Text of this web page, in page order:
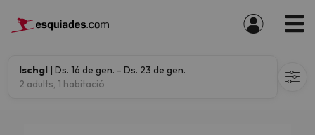
Ischgl | Ds. 16 de gen. - Ds. 23 de gen.
2 adults, 1 habitació